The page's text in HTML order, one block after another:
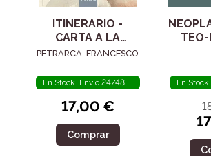
ITINERARIO -
CARTA A LA
POSTERIDAD
PETRARCA, FRANCESCO
En Stock. Envío 24/48 H
17,00 €
Comprar
TEO-
En